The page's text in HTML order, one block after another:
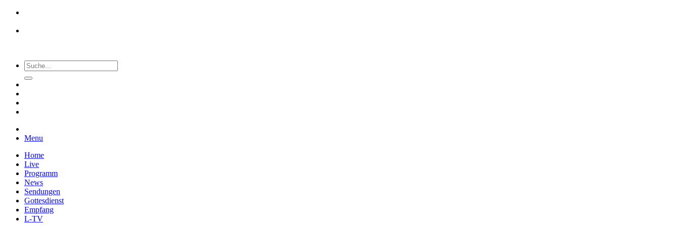
Menu
Home
Live
Programm
News
Sendungen
Gottesdienst
Empfang
L-TV